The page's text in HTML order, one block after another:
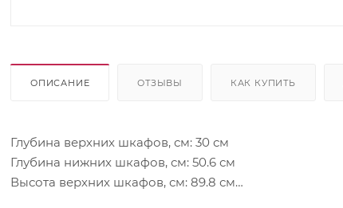
ОПИСАНИЕ ОТЗЫВЫ КАК КУПИТЬ
Глубина верхних шкафов, см: 30 см
Глубина нижних шкафов, см: 50.6 см
Высота верхних шкафов, см: 89.8 см